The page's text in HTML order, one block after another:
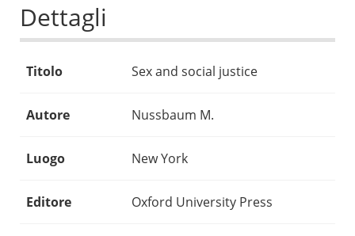
Dettagli
Titolo Sex and social justice
Autore Nussbaum M.
Luogo New York
Editore Oxford University Press